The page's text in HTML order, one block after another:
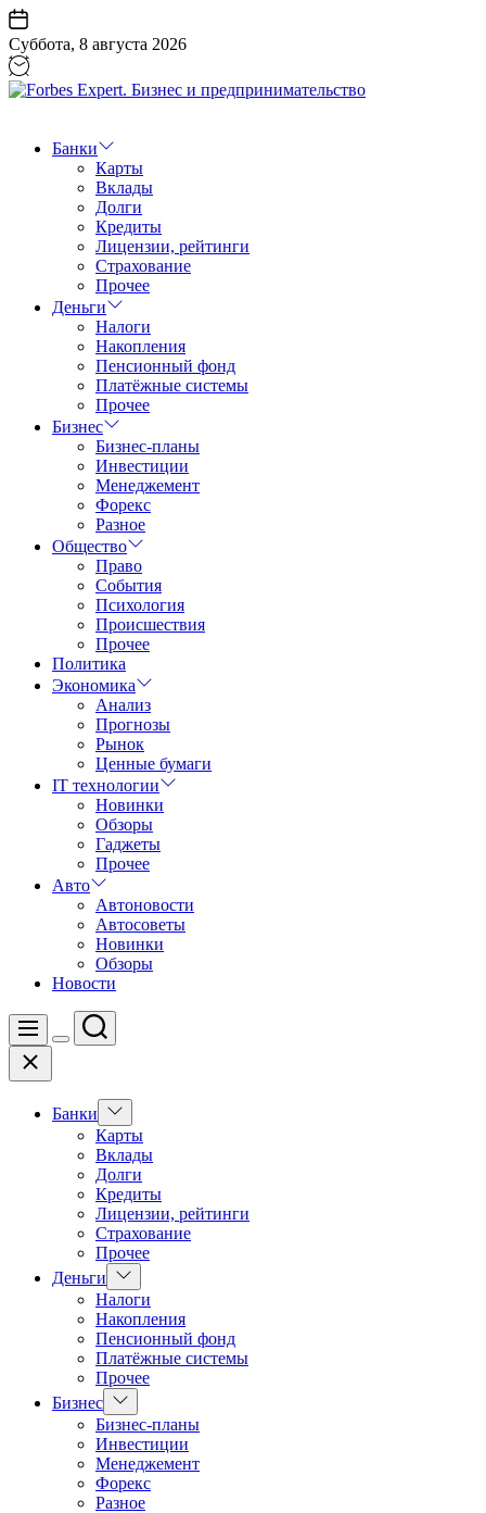
Перейти
к
содержанию
Суббота, 8 августа 2026
Бизнес
предпринимательство
Банки
Карты
Вклады
Долги
Кредиты
Лицензии, рейтинги
Страхование
Прочее
Деньги
Налоги
Накопления
Пенсионный фонд
Платёжные системы
Прочее
Бизнес
Бизнес-планы
Инвестиции
Менеджемент
Форекс
Разное
Общество
Право
События
Психология
Происшествия
Прочее
Политика
Экономика
Анализ
Прогнозы
Рынок
Ценные бумаги
IT технологии
Новинки
Обзоры
Гаджеты
Прочее
Авто
Автоновости
Автосоветы
Новинки
Обзоры
Новости
Меню
Цвет
Поиск
Закрыть
Банки
Показать
подменю
Карты
Вклады
Долги
Кредиты
Лицензии, рейтинги
Страхование
Прочее
Деньги
Показать
подменю
Налоги
Накопления
Пенсионный фонд
Платёжные системы
Прочее
Бизнес Показать
подменю
Бизнес-планы
Инвестиции
Менеджемент
Форекс
Разное